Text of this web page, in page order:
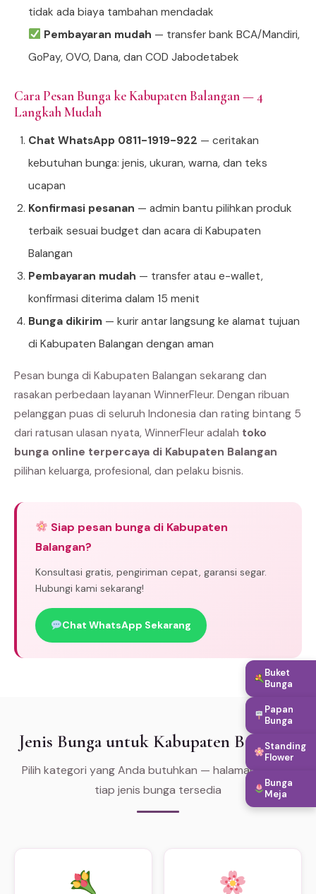
tidak ada biaya tambahan mendadak
Pembayaran mudah — transfer bank BCA/Mandiri,
GoPay, OVO, Dana, dan COD Jabodetabek
Cara Pesan Bunga ke Kabupaten Balangan — 4
Langkah Mudah
Chat WhatsApp 0811-1919-922 — ceritakan
kebutuhan bunga: jenis, ukuran, warna, dan teks
ucapan
Konfirmasi pesanan — admin bantu pilihkan produk
terbaik sesuai budget dan acara di Kabupaten
Balangan
Pembayaran mudah — transfer atau e-wallet,
konfirmasi diterima dalam 15 menit
Bunga dikirim — kurir antar langsung ke alamat tujuan
di Kabupaten Balangan dengan aman
Pesan bunga di Kabupaten Balangan sekarang dan
rasakan perbedaan layanan WinnerFleur. Dengan ribuan
pelanggan puas di seluruh Indonesia dan rating bintang 5
dari ratusan ulasan nyata, WinnerFleur adalah toko
bunga online terpercaya di Kabupaten Balangan
pilihan keluarga, profesional, dan pelaku bisnis.
Siap pesan bunga di Kabupaten
Balangan?
Konsultasi gratis, pengiriman cepat, garansi segar.
Hubungi kami sekarang!
Chat WhatsApp Sekarang
Jenis Bunga untuk Kabupaten Balangan
Pilih kategori yang Anda butuhkan — halaman khusus
tiap jenis bunga tersedia
Buket
Bunga
Papan
Bunga
Standing
Flower
Bunga
Meja